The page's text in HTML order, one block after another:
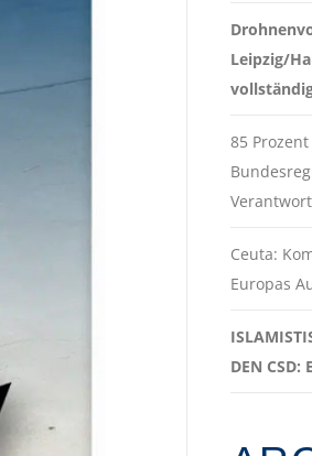
Leipzig/
85
Ceuta:
Europas
DEN CSD: